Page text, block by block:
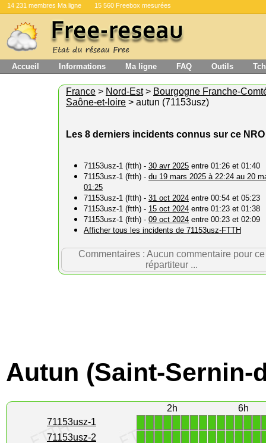
14 231 membres Ma ligne 15 560 Freebox mesurées
Accueil Informations Ma ligne FAQ Outils
France > Nord-Est> Bourgogne Franche-
Saône-et-loire > autun (71153usz)
Les 8 derniers incidents connus sur ce NRO
71153usz-1 (ftth) - 30 avr 2025 entre 01:26 et 01:40
71153usz-1 (ftth) - du 19 mars 2025 à 22:24 au 20
01:25
71153usz-1 (ftth) - 31 oct 2024 entre 00:54 et 05:23
71153usz-1 (ftth) - 15 oct 2024 entre 01:23 et 01:38
71153usz-1 (ftth) - 09 oct 2024 entre 00:23 et 02:09
Afficher tous les incidents de 71153usz-FTTH
Commentaires : Aucun commentaire pour ce
répartiteur ...
Autun (Saint-Sernin-
2h
6h
71153usz-1
71153usz-2